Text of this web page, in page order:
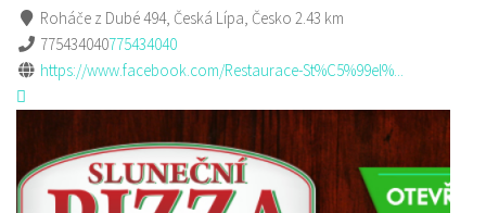
Roháče z Dubé 494, Česká Lípa, Česko 2.43 km
775434040775434040
https://www.facebook.com/Restaurace-St%C5%99el%...